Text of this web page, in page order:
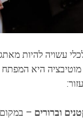
עשויה להיות
מוטיבציה היא
וברורים –